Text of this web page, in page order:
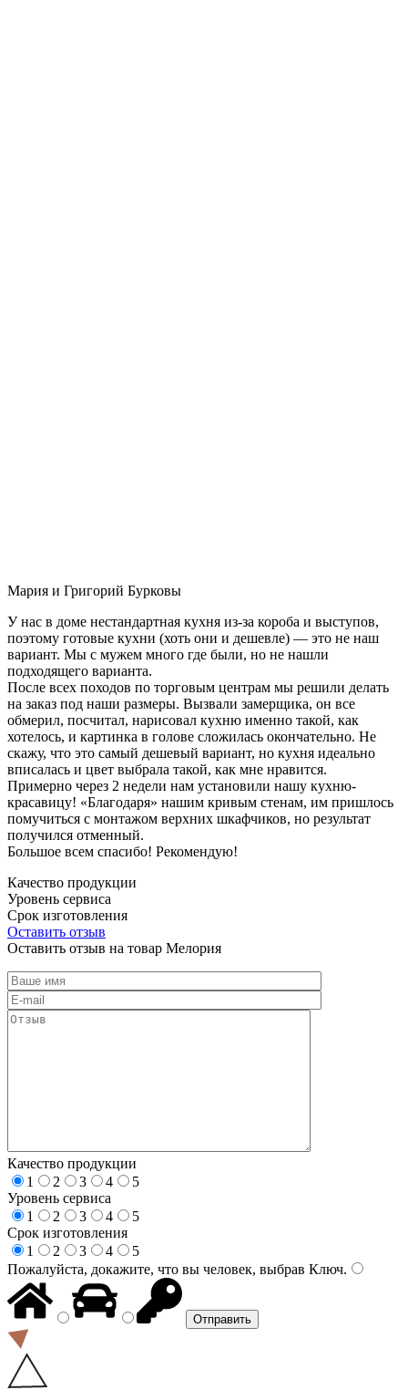
Мария и Григорий Бурковы
У нас в доме нестандартная кухня из-за короба и выступов,
поэтому готовые кухни (хоть они и дешевле) — это не наш
вариант. Мы с мужем много где были, но не нашли
подходящего варианта.
После всех походов по торговым центрам мы решили делать
на заказ под наши размеры. Вызвали замерщика, он все
обмерил, посчитал, нарисовал кухню именно такой, как
хотелось, и картинка в голове сложилась окончательно. Не
скажу, что это самый дешевый вариант, но кухня идеально
вписалась и цвет выбрала такой, как мне нравится.
Примерно через 2 недели нам установили нашу кухню-
красавицу! «Благодаря» нашим кривым стенам, им пришлось
помучиться с монтажом верхних шкафчиков, но результат
получился отменный.
Большое всем спасибо! Рекомендую!
Качество продукции
Уровень сервиса
Срок изготовления
Оставить отзыв
Оставить отзыв на товар Мелория
Качество продукции
1
2 3 4
5
Уровень сервиса
1
2 3 4
5
Срок изготовления
1
2 3 4
5
Пожалуйста, докажите, что вы человек, выбрав Ключ.